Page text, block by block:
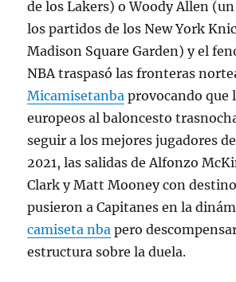
de los Lakers) o Woody Allen
los partidos de los New York
Madison Square Garden) y el
NBA traspasó las fronteras
Micamisetanba provocando que
europeos al baloncesto
seguir a los mejores jugadores
2021, las salidas de Alfonzo
Clark y Matt Mooney con
pusieron a Capitanes en la
camiseta nba pero
estructura sobre la duela.